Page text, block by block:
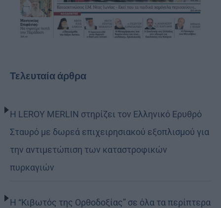
Τελευταία άρθρα
Η LEROY MERLIN στηρίζει τον Ελληνικό Ερυθρό
Σταυρό με δωρεά επιχειρησιακού εξοπλισμού για
την αντιμετώπιση των καταστροφικών
πυρκαγιών
Η “Κιβωτός της Ορθοδοξίας” σε όλα τα περίπτερα